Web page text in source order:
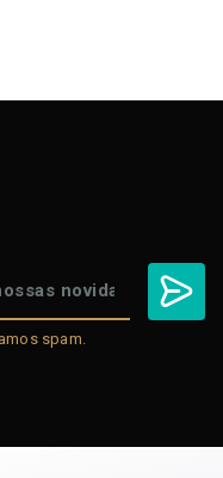
spam.